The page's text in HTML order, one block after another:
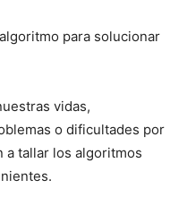
para solucionar
vidas,
o dificultades por
a tallar los algoritmos